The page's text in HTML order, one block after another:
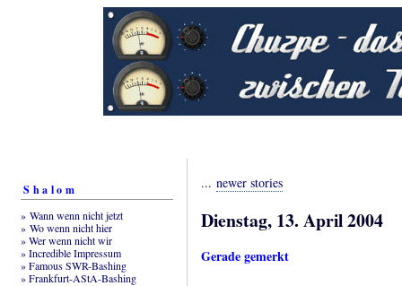
Shalom
» Wann wenn nicht jetzt
» Wo wenn nicht hier
» Wer wenn nicht wir
» Incredible Impressum
» Famous SWR-Bashing
» Frankfurt-AStA-Bashing
... newer stories
Dienstag, 13. April 2004
Gerade gemerkt